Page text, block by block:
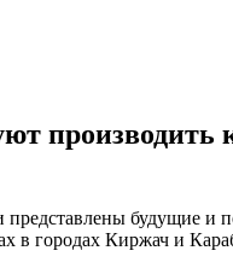
представлены
в городах Киржач и